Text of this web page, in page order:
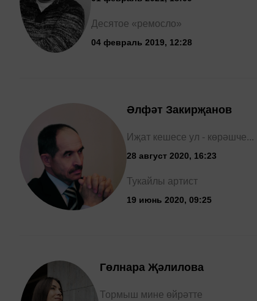
Десятое «ремосло»
04 февраль 2019, 12:28
Әлфәт Закирҗанов
Иҗат кешесе ул - көрәшче...
28 август 2020, 16:23
Тукайлы артист
19 июнь 2020, 09:25
Гөлнара Җәлилова
Тормыш мине өйрәтте